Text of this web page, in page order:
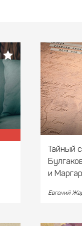
Тайный
и
Евгений